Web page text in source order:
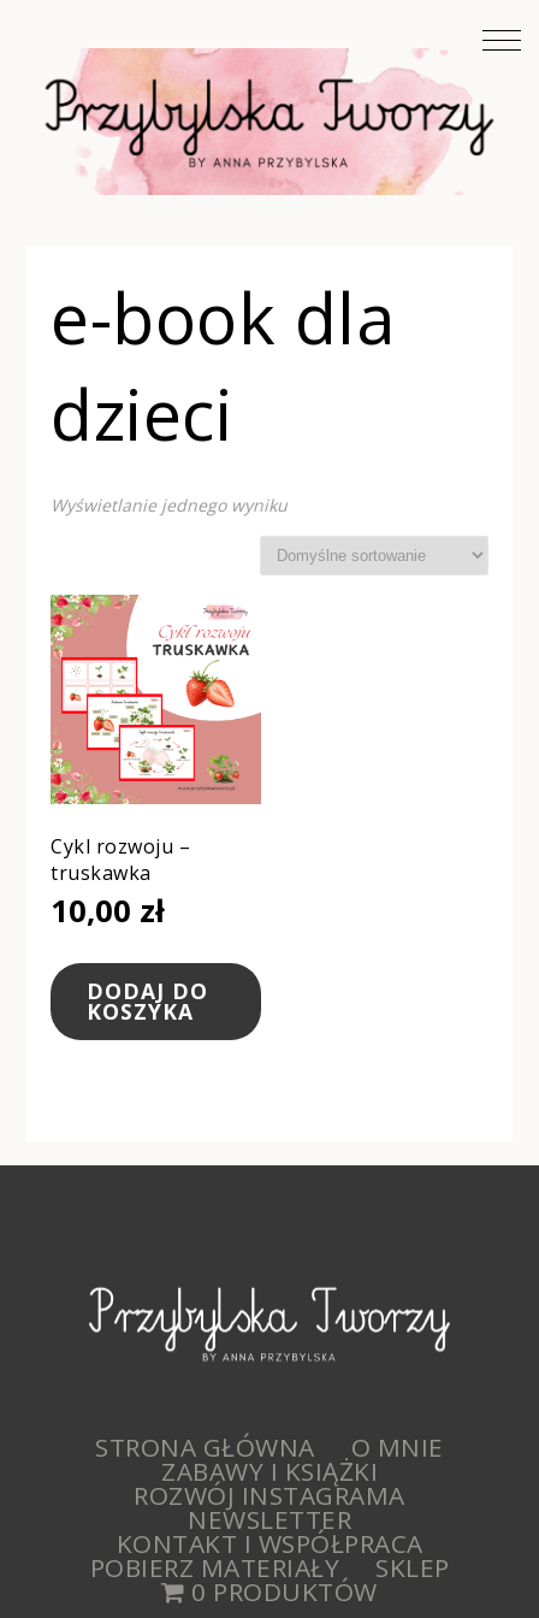
e-book dla
dzieci
Wyświetlanie jednego wyniku
Cykl rozwoju –
truskawka
10,00 zł
DODAJ DO
KOSZYKA
STRONA GŁÓWNA O MNIE
ZABAWY I KSIĄŻKI
ROZWÓJ INSTAGRAMA
NEWSLETTER
KONTAKT I WSPÓŁPRACA
POBIERZ MATERIAŁY SKLEP
0 PRODUKTÓW